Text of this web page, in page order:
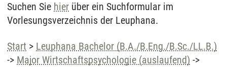
Suchen Sie hier über ein Suchformular im
Vorlesungsverzeichnis der Leuphana.
Start > Leuphana Bachelor (B.A./B.Eng./B.Sc./LL.B.)
-> Major Wirtschaftspsychologie (auslaufend) ->